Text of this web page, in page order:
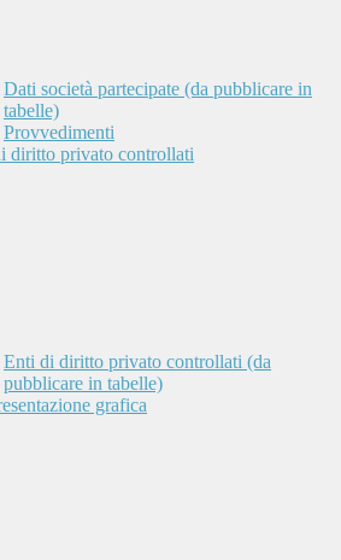
Dati società partecipate (da pubblicare in
tabelle)
Provvedimenti
diritto privato controllati
Enti di diritto privato controllati (da
pubblicare in tabelle)
grafica